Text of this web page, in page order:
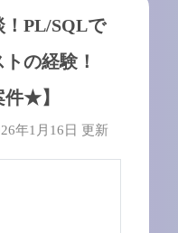
！PL/SQLで
の経験！
★】
年1月16日 更新